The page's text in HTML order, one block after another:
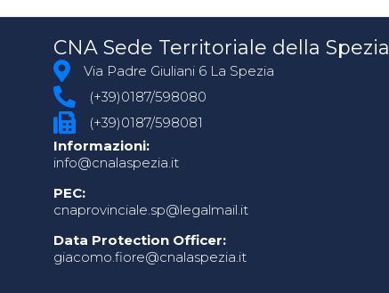
CNA Sede Territoriale della Spezia
Via Padre Giuliani 6 La Spezia
(+39)0187/598080
(+39)0187/598081
Informazioni:
info@cnalaspezia.it
PEC:
cnaprovinciale.sp@legalmail.it
Data Protection Officer:
giacomo.fiore@cnalaspezia.it